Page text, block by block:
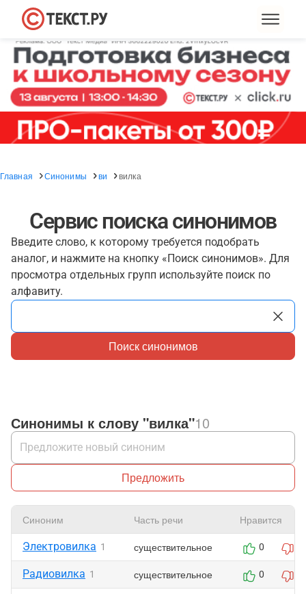
Главная Синонимы ви вилка
Сервис поиска синонимов
Введите слово, к которому требуется подобрать
аналог, и нажмите на кнопку «Поиск синонимов». Для
просмотра отдельных групп используйте поиск по
алфавиту.
Поиск синонимов
Синонимы к слову "вилка"10
Предложить
Синоним Часть речи Нравится
Электровилка 1 существительное 0
Радиовилка 1 существительное 0